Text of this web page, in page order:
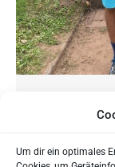
Um dir ein optimales